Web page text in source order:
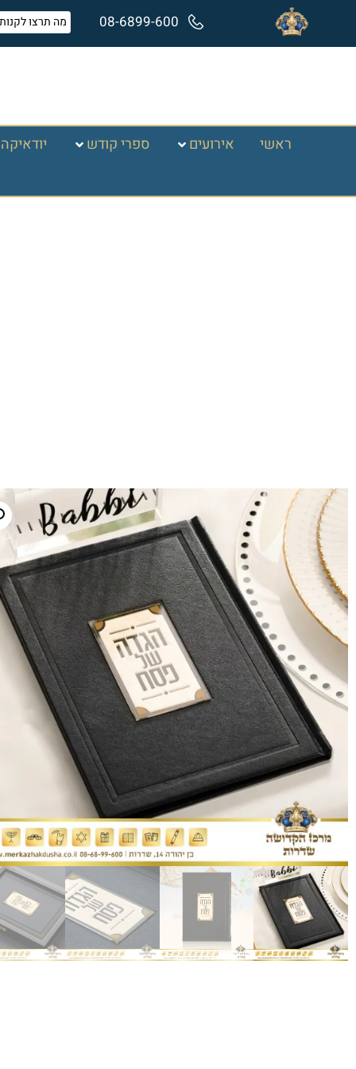
08-6899-600
ראשי אירועים ספרי קודש